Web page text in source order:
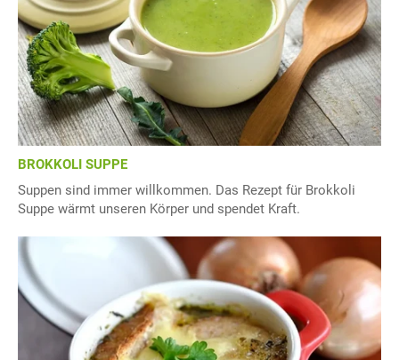
BROKKOLI SUPPE
Suppen sind immer willkommen. Das Rezept für Brokkoli
Suppe wärmt unseren Körper und spendet Kraft.